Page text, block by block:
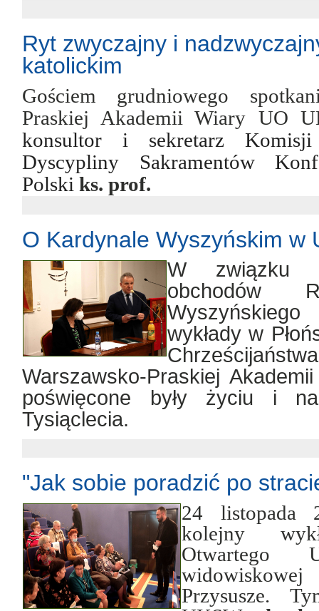
Ryt zwyczajny i
katolickim
Gościem grudniowego
Praskiej Akademii Wiary UO
konsultor i sekretarz
Dyscypliny Sakramentów
Polski ks. prof.
O Kardynale Wyszyńskim w
W związku
obchodów
wykłady w
Warszawsko-Praskiej
poświęcone były życiu i
Tysiąclecia.
"Jak sobie poradzić po
24 listopada
kolejny
Przysusze.